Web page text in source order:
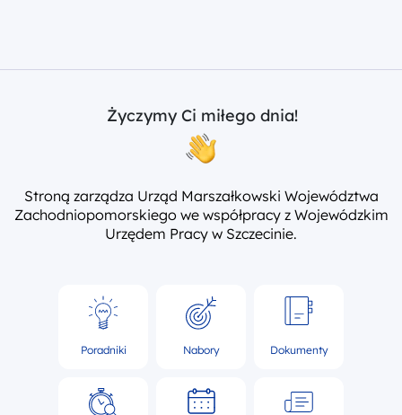
Życzymy Ci miłego dnia!
Stroną zarządza Urząd Marszałkowski Województwa
Zachodniopomorskiego we współpracy z Wojewódzkim
Urzędem Pracy w Szczecinie.
Poradniki Nabory Dokumenty